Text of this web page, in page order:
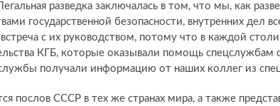
разведка заключалась в том, что мы, как
государственной безопасности, внутренних дел
с их руководством, потому что в каждой
КГБ, которые оказывали помощь спецслужбам
получали информацию от наших коллег из
послов СССР в тех же странах мира, а также